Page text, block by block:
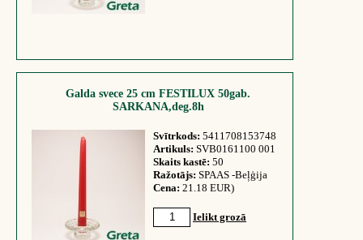
Galda svece 25 cm FESTILUX 50gab.
SARKANA,deg.8h
Svītrkods: 5411708153748
Artikuls: SVB0161100 001
Skaits kastē: 50
Ražotājs: SPAAS -Beļģija
Cena: 21.18 EUR)
Ielikt grozā